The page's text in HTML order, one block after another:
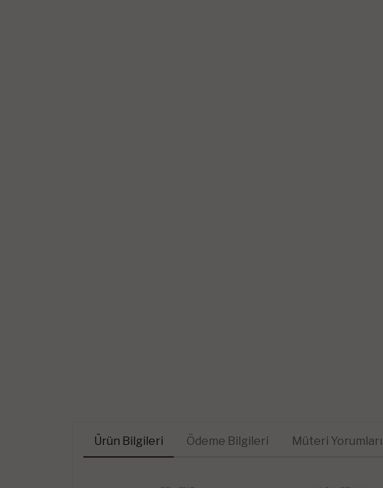
Ürün Bilgileri Ödeme Bilgileri Müteri Yorumları